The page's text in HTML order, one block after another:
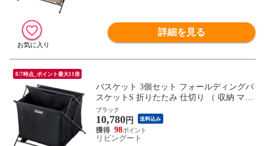
詳細を見る
8/7時点_ポイント最大11倍
バスケット 3個セット フォールディングバ
スケットS 折りたたみ 仕切り （ 収納 マガ
ジンラック 小物収納 持ち運び コンパクト
かばん置き アウトドア 軽量 リビング収納
かばん収納 おもちゃ箱 脱衣所 玄関収納 小
物入れ 底板付き ） 【ブラック】
ブラック
10,780円 送料込み
98
リビングート